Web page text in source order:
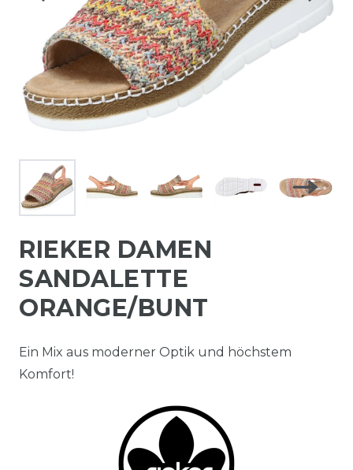
RIEKER DAMEN
SANDALETTE
ORANGE/BUNT
Ein Mix aus moderner Optik und höchstem
Komfort!